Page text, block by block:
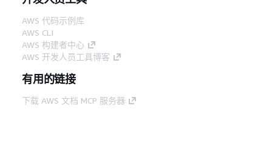
AWS 代码示例库
AWS CLI
AWS 构建者中心
AWS 开发人员工具博客
有用的链接
下载 AWS 文档 MCP 服务器